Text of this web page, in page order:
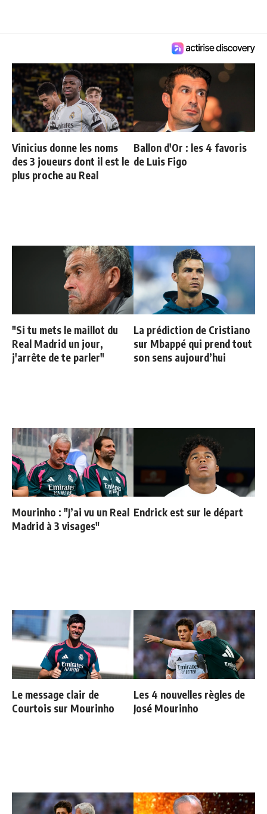
Vinicius donne les noms
des 3 joueurs dont il est le
plus proche au Real
Ballon d'Or : les 4 favoris
de Luis Figo
"Si tu mets le maillot du
Real Madrid un jour,
j'arrête de te parler"
La prédiction de Cristiano
sur Mbappé qui prend tout
son sens aujourd’hui
Mourinho : "J’ai vu un Real
Madrid à 3 visages"
Endrick est sur le départ
Le message clair de
Courtois sur Mourinho
Les 4 nouvelles règles de
José Mourinho